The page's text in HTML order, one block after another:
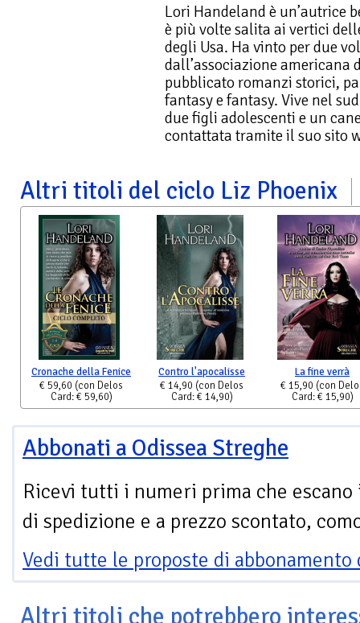
Lori Handeland è un’autrice
è più volte salita ai vertici
degli Usa. Ha vinto per due
dall’associazione
pubblicato romanzi storici,
fantasy e fantasy. Vive nel
due figli adolescenti e un
contattata tramite il suo sito
Altri titoli del ciclo Liz Phoenix
Cronache della Fenice
€ 59,60 (con Delos
Card: € 59,60)
Contro l'apocalisse
€ 14,90 (con Delos
Card: € 14,90)
La fine verrà
€ 15,90 (con
Card: € 15,90)
Abbonati a Odissea Streghe
Ricevi tutti i numeri prima che escano
di spedizione e a prezzo scontato,
Vedi tutte le proposte di
Altri titoli che potrebbero